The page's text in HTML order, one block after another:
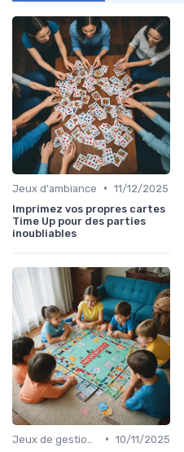
Jeux d'ambiance • 11/12/2025
Imprimez vos propres cartes
Time Up pour des parties
inoubliables
• 10/11/2025